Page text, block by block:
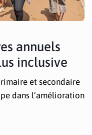
annuels
inclusive
et secondaire
dans l’amélioration